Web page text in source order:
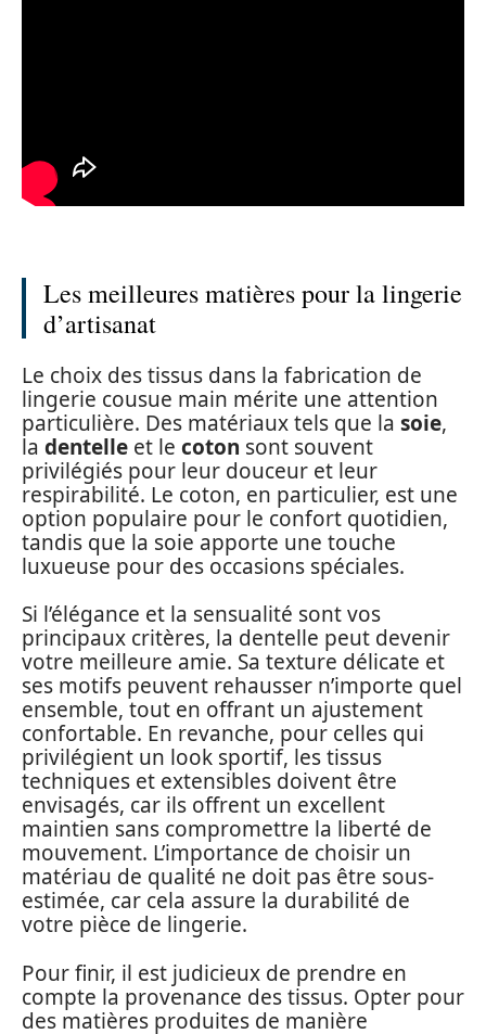
Les meilleures matières pour la lingerie
d’artisanat
Le choix des tissus dans la fabrication de
lingerie cousue main mérite une attention
particulière. Des matériaux tels que la soie,
la dentelle et le coton sont souvent
privilégiés pour leur douceur et leur
respirabilité. Le coton, en particulier, est une
option populaire pour le confort quotidien,
tandis que la soie apporte une touche
luxueuse pour des occasions spéciales.
Si l’élégance et la sensualité sont vos
principaux critères, la dentelle peut devenir
votre meilleure amie. Sa texture délicate et
ses motifs peuvent rehausser n’importe quel
ensemble, tout en offrant un ajustement
confortable. En revanche, pour celles qui
privilégient un look sportif, les tissus
techniques et extensibles doivent être
envisagés, car ils offrent un excellent
maintien sans compromettre la liberté de
mouvement. L’importance de choisir un
matériau de qualité ne doit pas être sous-
estimée, car cela assure la durabilité de
votre pièce de lingerie.
Pour finir, il est judicieux de prendre en
compte la provenance des tissus. Opter pour
des matières produites de manière